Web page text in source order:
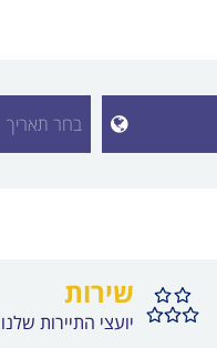
הצג רשימת
שירות
יועצי התיירות שלנו